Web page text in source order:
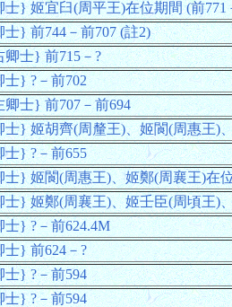
士} 姬宜臼(周平王)在位期間 (前771
士} 前744－前707 (註2)
卿士} 前715－?
士} ?－前702
卿士} 前707－前694
士} 姬胡齊(周釐王)、姬閬(周惠王)
士} ?－前655
士} 姬閬(周惠王)、姬鄭(周襄王)在
士} 姬鄭(周襄王)、姬壬臣(周頃王)
士} ?－前624.4M
士} 前624－?
士} ?－前594
士} ?－前594